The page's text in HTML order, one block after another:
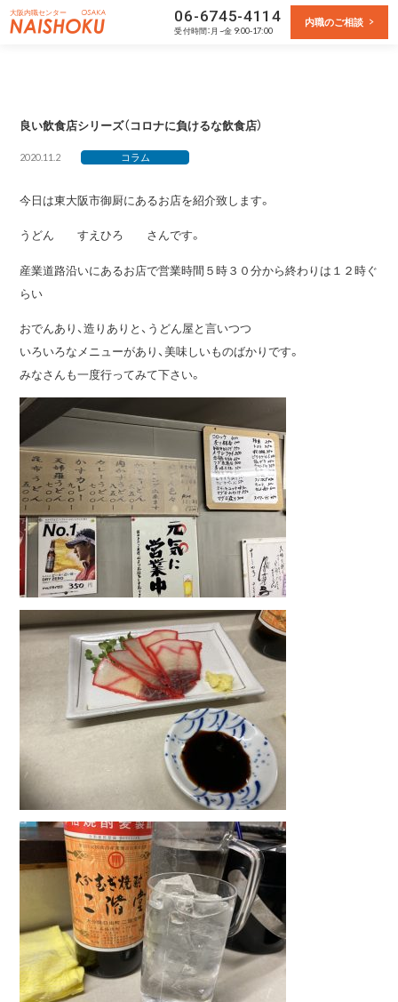
大阪内職センター 06-6745-4114
受付時間：月~金 9:00-17:00
内職のご相談
良い飲食店シリーズ（コロナに負けるな飲食店）
2020.11.2 コラム
今日は東大阪市御厨にあるお店を紹介致します。
うどん すえひろ さんです。
産業道路沿いにあるお店で営業時間５時３０分から終わりは１２時ぐ
らい
おでんあり、造りありと、うどん屋と言いつつ
いろいろなメニューがあり、美味しいものばかりです。
みなさんも一度行ってみて下さい。